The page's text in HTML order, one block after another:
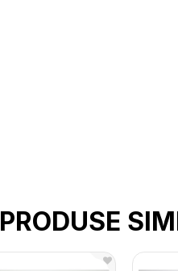
PRODUSE